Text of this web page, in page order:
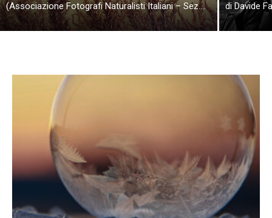
(Associazione Fotografi Naturalisti Italiani – Sez....
di Davide